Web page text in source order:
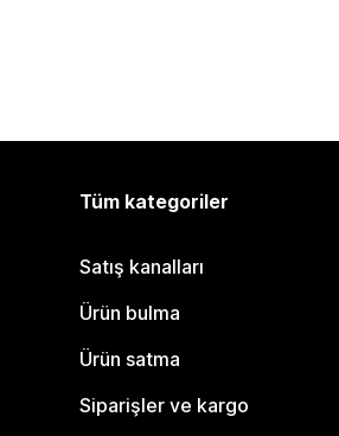
Tüm kategoriler
Satış kanalları
Ürün bulma
Ürün satma
Siparişler ve kargo